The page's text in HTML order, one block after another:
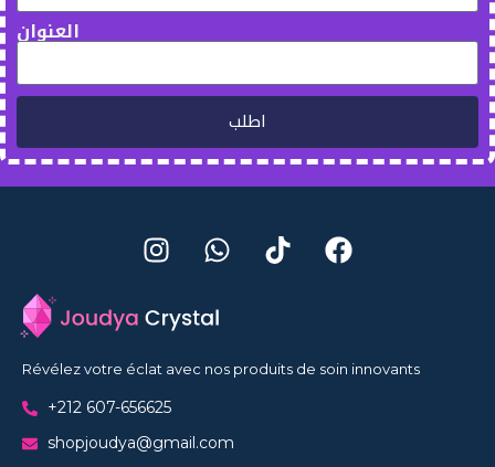
العنوان
اطلب
Révélez votre éclat avec nos produits de soin innovants
+212 607-656625
shopjoudya@gmail.com